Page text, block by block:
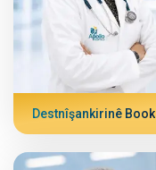
Destnîşankirinê Book